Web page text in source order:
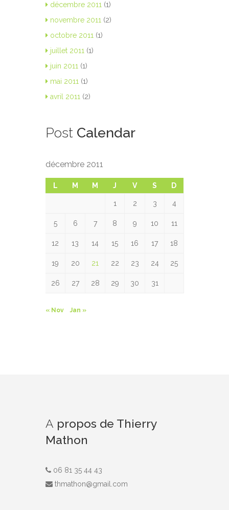
décembre 2011 (1)
novembre 2011 (2)
octobre 2011 (1)
juillet 2011 (1)
juin 2011 (1)
mai 2011 (1)
avril 2011 (2)
Post Calendar
décembre 2011
L M M J V S D
1 2 3 4
5 6 7 8 9 10 11
12 13 14 15 16 17 18
19 20 21 22 23 24 25
26 27 28 29 30 31
« Nov Jan »
A propos de Thierry
Mathon
06 81 35 44 43
thmathon@gmail.com